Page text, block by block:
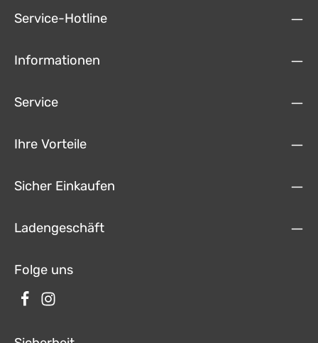
Service-Hotline
Informationen
Service
Ihre Vorteile
Sicher Einkaufen
Ladengeschäft
Folge uns